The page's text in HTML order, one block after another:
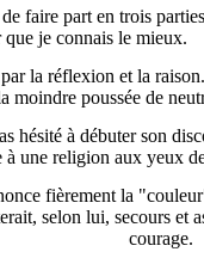
faire part en trois
je connais le mieux.
la réflexion et la
moindre poussée de
hésité à débuter son
une religion aux yeux
fièrement la
selon lui, secours et
courage.